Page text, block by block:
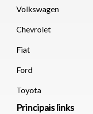
Volkswagen
Chevrolet
Fiat
Ford
Toyota
Principais links